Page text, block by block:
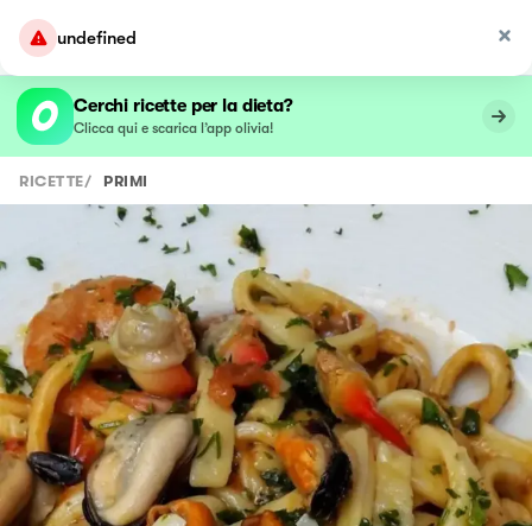
undefined
Cerchi ricette per la dieta?
Clicca qui e scarica l’app olivia!
RICETTE/ PRIMI